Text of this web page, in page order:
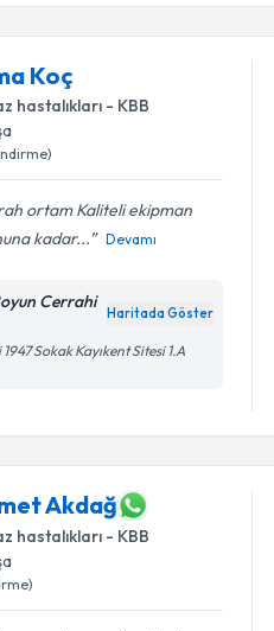
Koç
hastalıkları - KBB
ortam Kaliteli ekipman
kadar...
Devamı
Cerrahi
Haritada Göster
Sokak Kayıkent Sitesi 1.A
Akdağ
hastalıkları - KBB